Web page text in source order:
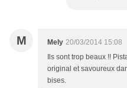
M Mely 20/03/2014 15:08
Ils sont trop beaux !!
original et savoureux
bises.